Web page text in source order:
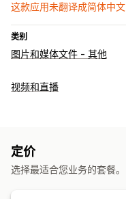
这款应用未翻译成简体中文
类别
图片和媒体文件 - 其他
视频和直播
定价
选择最适合您业务的套餐。